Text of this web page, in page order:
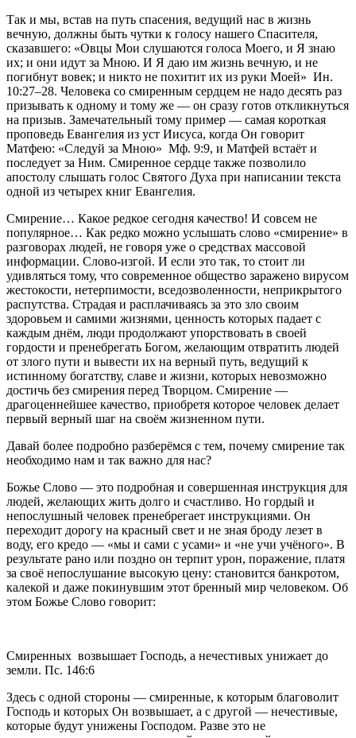
Так и мы, встав на путь спасения, ведущий нас в жизнь
вечную, должны быть чутки к голосу нашего Спасителя,
сказавшего: «Овцы Мои слушаются голоса Моего, и Я знаю
их; и они идут за Мною. И Я даю им жизнь вечную, и не
погибнут вовек; и никто не похитит их из руки Моей»  Ин.
10:27–28. Человека со смиренным сердцем не надо десять раз
призывать к одному и тому же — он сразу готов откликнуться
на призыв. Замечательный тому пример — самая короткая
проповедь Евангелия из уст Иисуса, когда Он говорит
Матфею: «Следуй за Мною»  Мф. 9:9, и Матфей встаёт и
последует за Ним. Смиренное сердце также позволило
апостолу слышать голос Святого Духа при написании текста
одной из четырех книг Евангелия.
Смирение… Какое редкое сегодня качество! И совсем не
популярное… Как редко можно услышать слово «смирение» в
разговорах людей, не говоря уже о средствах массовой
информации. Слово-изгой. И если это так, то стоит ли
удивляться тому, что современное общество заражено вирусом
жестокости, нетерпимости, вседозволенности, неприкрытого
распутства. Страдая и расплачиваясь за это зло своим
здоровьем и самими жизнями, ценность которых падает с
каждым днём, люди продолжают упорствовать в своей
гордости и пренебрегать Богом, желающим отвратить людей
от злого пути и вывести их на верный путь, ведущий к
истинному богатству, славе и жизни, которых невозможно
достичь без смирения перед Творцом. Смирение —
драгоценнейшее качество, приобретя которое человек делает
первый верный шаг на своём жизненном пути.
Давай более подробно разберёмся с тем, почему смирение так
необходимо нам и так важно для нас?
Божье Слово — это подробная и совершенная инструкция для
людей, желающих жить долго и счастливо. Но гордый и
непослушный человек пренебрегает инструкциями. Он
переходит дорогу на красный свет и не зная броду лезет в
воду, его кредо — «мы и сами с усами» и «не учи учёного». В
результате рано или поздно он терпит урон, поражение, платя
за своё непослушание высокую цену: становится банкротом,
калекой и даже покинувшим этот бренный мир человеком. Об
этом Божье Слово говорит:
Смиренных  возвышает Господь, а нечестивых унижает до
земли. Пс. 146:6
Здесь с одной стороны — смиренные, к которым благоволит
Господь и которых Он возвышает, а с другой — нечестивые,
которые будут унижены Господом. Разве это не